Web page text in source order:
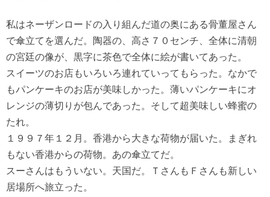
私はネーザンロードの入り組んだ道の奥にある骨董屋さん
で傘立てを選んだ。陶器の、高さ７０センチ、全体に清朝
の宮廷の像が、黒字に茶色で全体に絵が書いてあった。
スイーツのお店もいろいろ連れていってもらった。なかで
もパンケーキのお店が美味しかった。薄いパンケーキにオ
レンジの薄切りが包んであった。そして超美味しい蜂蜜の
たれ。
１９９７年１２月。香港から大きな荷物が届いた。まぎれ
もない香港からの荷物。あの傘立てだ。
スーさんはもういない。天国だ。ＴさんもＦさんも新しい
居場所へ旅立った。